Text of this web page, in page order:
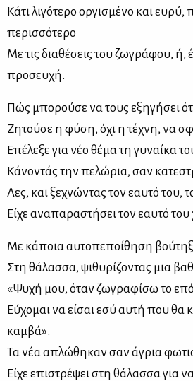
Κάτι λιγότερο οργισμένο και ευρύ,
περισσότερο
Με τις διαθέσεις του ζωγράφου, ή,
προσευχή.
Πώς μπορούσε να τους εξηγήσει
Ζητούσε η φύση, όχι η τέχνη, να
Επέλεξε για νέο θέμα τη γυναίκα
Κάνοντάς την πελώρια, σαν
Λες, και ξεχνώντας τον εαυτό του,
Είχε αναπαραστήσει τον εαυτό του
Με κάποια αυτοπεποίθηση
Στη θάλασσα, ψιθυρίζοντας μια
«Ψυχή μου, όταν ζωγραφίσω το
Εύχομαι να είσαι εσύ αυτή που θα
καμβά».
Τα νέα απλώθηκαν σαν άγρια
Είχε επιστρέψει στη θάλασσα για